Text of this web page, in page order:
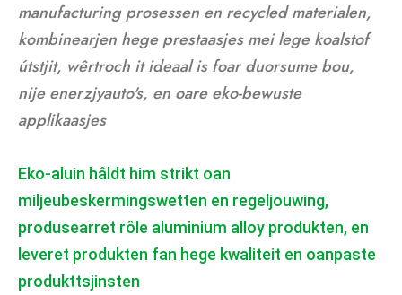
manufacturing prosessen en recycled materialen,
kombinearjen hege prestaasjes mei lege koalstof
útstjit, wêrtroch it ideaal is foar duorsume bou,
nije enerzjyauto's, en oare eko-bewuste
applikaasjes
Eko-aluin hâldt him strikt oan
miljeubeskermingswetten en regeljouwing,
produsearret rôle aluminium alloy produkten, en
leveret produkten fan hege kwaliteit en oanpaste
produkttsjinsten